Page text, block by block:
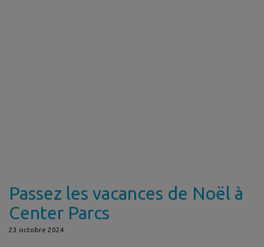
Passez les vacances de Noël à
Center Parcs
23 octobre 2024